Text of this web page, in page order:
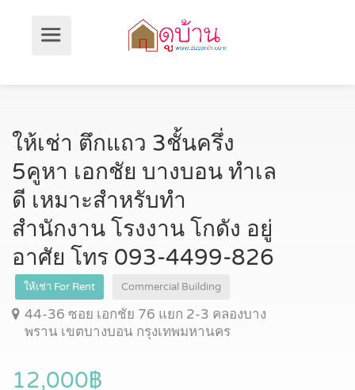
ให้เช่า ตึกแถว 3ชั้นครึ่ง
5คูหา เอกชัย บางบอน ทำเล
ดี เหมาะสำหรับทำ
สำนักงาน โรงงาน โกดัง อยู่
อาศัย โทร 093-4499-826
ให้เช่า For Rent Commercial Building
44-36 ซอย เอกชัย 76 แยก 2-3 คลองบาง
พราน เขตบางบอน กรุงเทพมหานคร
12,000฿